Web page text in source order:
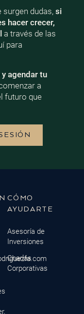
surgen dudas, si
hacer crecer,
a través de las
para
agendar tu
a
futuro que
CÓMO
AYUDARTE
Asesoría de
Inversiones
Charlas
Corporativas